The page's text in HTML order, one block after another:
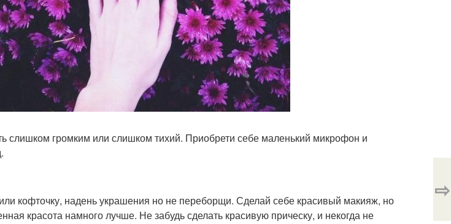
слишком громким или слишком тихий. Приобрети себе маленький микрофон и
кофточку, надень украшения но не переборщи. Сделай себе красивый макияж, но
красота намного лучше. Не забудь сделать красивую прическу, и некогда не
⇨